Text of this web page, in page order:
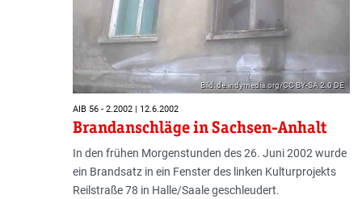
Bild: de.indymedia.org/CC BY-SA 2.0 DE
AIB 56 - 2.2002 | 12.6.2002
Brandanschläge in Sachsen-Anhalt
In den frühen Morgenstunden des 26. Juni 2002 wurde
ein Brandsatz in ein Fenster des linken Kulturprojekts
Reilstraße 78 in Halle/Saale geschleudert.